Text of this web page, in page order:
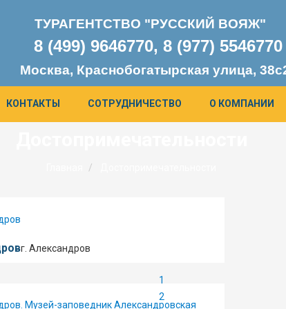
ТУРАГЕНТСТВО "РУССКИЙ ВОЯЖ"
8 (499) 9646770, 8 (977) 5546770
Москва, Краснобогатырская улица,
КОНТАКТЫ СОТРУДНИЧЕСТВО О КОМПАНИИ
1
2
г. Александров